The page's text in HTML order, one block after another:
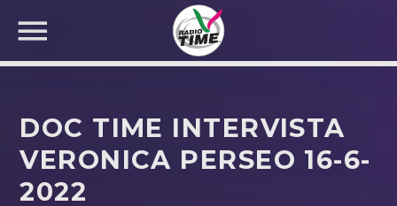
CERCA NEL SITO WEB:
DOC TIME INTERVISTA
VERONICA PERSEO 16-6-
2022